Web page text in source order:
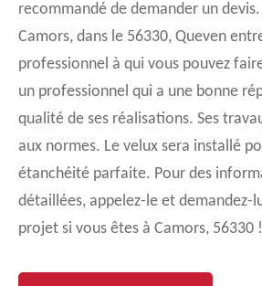
recommandé de demander un devis.
Camors, dans le 56330, Queven
professionnel à qui vous pouvez
un professionnel qui a une bonne
qualité de ses réalisations. Ses
aux normes. Le velux sera installé
étanchéité parfaite. Pour des
détaillées, appelez-le et demandez-
projet si vous êtes à Camors, 56330 !